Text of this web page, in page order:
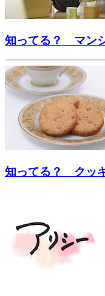
知ってる？ マン
知ってる？ クッ